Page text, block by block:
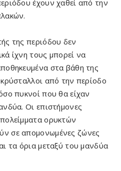
έχουν χαθεί από την
της περιόδου δεν
ίχνη τους μπορεί να
στα βάθη της
από την περίοδο
πυκνοί που θα είχαν
Οι επιστήμονες
ορυκτών
σε απομονωμένες ζώνες
τα όρια μεταξύ του μανδύα